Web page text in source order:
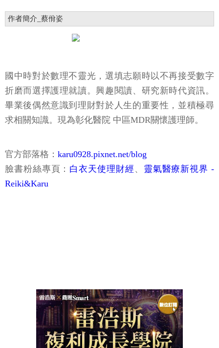
作者簡介_蔡佾姿
國中時對於數理不靈光，選填志願時以不再接受數字
折磨而選擇護理就讀。興趣閱讀、研究新時代資訊。
畢業後偶然意識到理財對於人生的重要性，並積極尋
求相關知識。現為彰化醫院 中區MDR關懷護理師。
官方部落格： karu0928.pixnet.net/blog
臉書粉絲專頁： 白衣天使理財經 、 靈氣醫療新視界 -
Reiki&Karu